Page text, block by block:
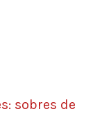
sobres de